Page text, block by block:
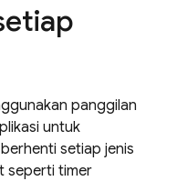
panggilan
untuk
setiap jenis
seperti timer